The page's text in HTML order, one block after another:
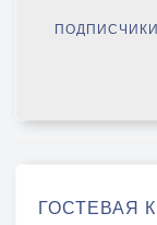
ПОДПИСЧИКИ
ГОСТЕВАЯ